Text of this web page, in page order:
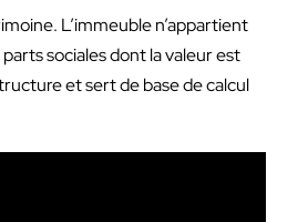
L’immeuble n’appartient
sociales dont la valeur est
et sert de base de calcul